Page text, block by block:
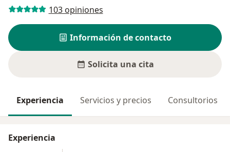
103 opiniones
Información de contacto
Solicita una cita
Experiencia Servicios y precios Consultorios
Experiencia